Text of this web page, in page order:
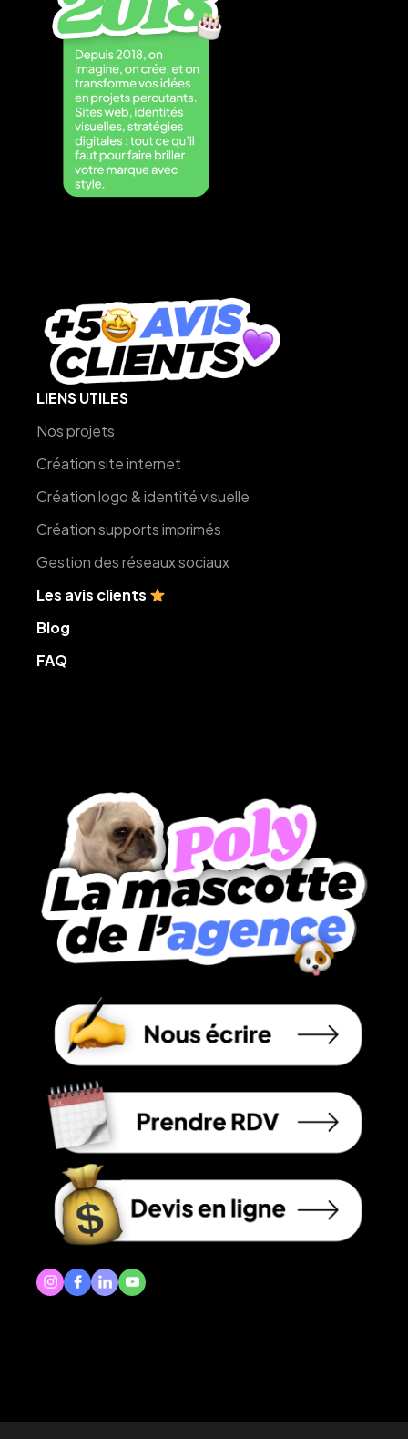
LIENS UTILES
Nos projets
Création site internet
Création logo & identité visuelle
Création supports imprimés
Gestion des réseaux sociaux
Les avis clients
Blog
FAQ